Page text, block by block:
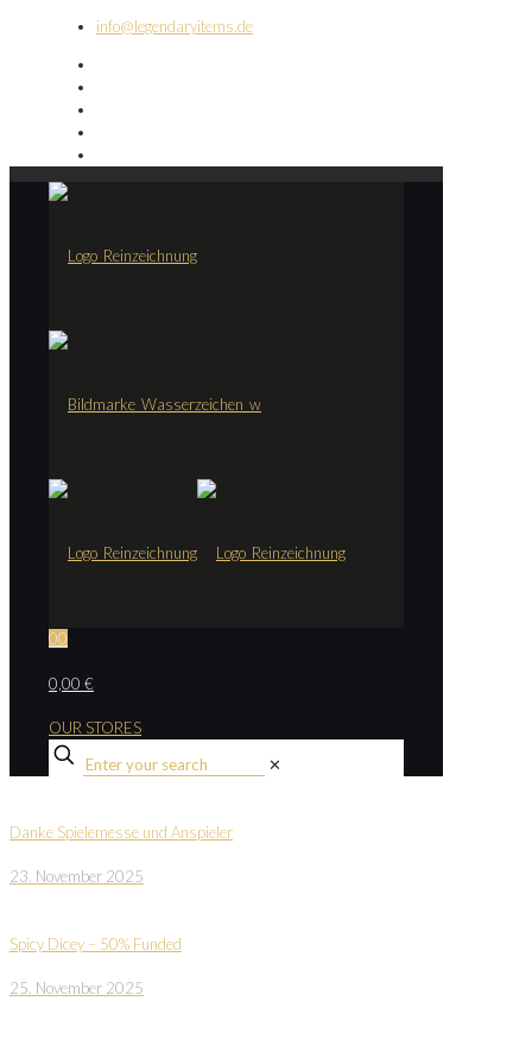
info@legendaryitems.de
00
0,00 €
OUR STORES
✕
Danke Spielemesse und Anspieler
23. November 2025
Spicy Dicey – 50% Funded
25. November 2025